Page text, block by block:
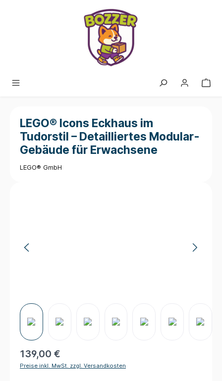
LEGO® Icons Eckhaus im
Tudorstil – Detailliertes Modular-
Gebäude für Erwachsene
LEGO® GmbH
139,00 €
Preise inkl. MwSt. zzgl. Versandkosten